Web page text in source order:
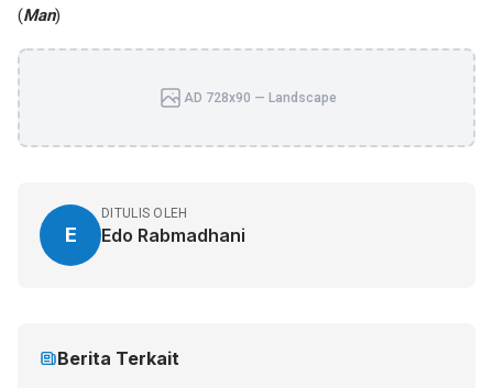
(Man)
AD 728x90 — Landscape
E
DITULIS OLEH
Edo Rabmadhani
Berita Terkait